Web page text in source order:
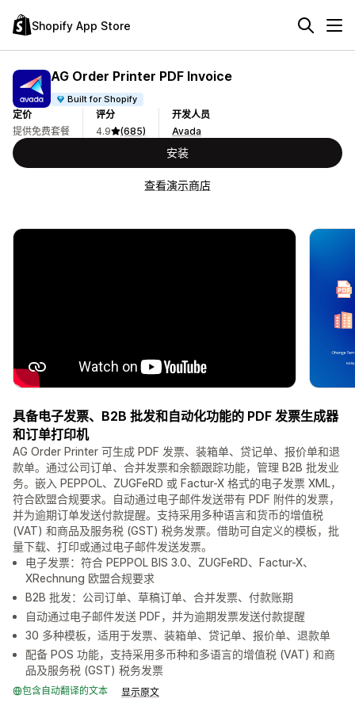
Shopify App Store
AG Order Printer PDF Invoice
Built for Shopify
定价
提供免费套餐
评分
4.9
(685)
开发人员
Avada
安装
查看演示商店
具备电子发票、B2B 批发和自动化功能的 PDF 发票生成器
和订单打印机
AG Order Printer 可生成 PDF 发票、装箱单、贷记单、报价单和退
款单。通过公司订单、合并发票和余额跟踪功能，管理 B2B 批发业
务。嵌入 PEPPOL、ZUGFeRD 或 Factur-X 格式的电子发票 XML，
符合欧盟合规要求。自动通过电子邮件发送带有 PDF 附件的发票，
并为逾期订单发送付款提醒。支持采用多种语言和货币的增值税
(VAT) 和商品及服务税 (GST) 税务发票。借助可自定义的模板，批
量下载、打印或通过电子邮件发送发票。
电子发票：符合 PEPPOL BIS 3.0、ZUGFeRD、Factur-X、
XRechnung 欧盟合规要求
B2B 批发：公司订单、草稿订单、合并发票、付款账期
自动通过电子邮件发送 PDF，并为逾期发票发送付款提醒
30 多种模板，适用于发票、装箱单、贷记单、报价单、退款单
配备 POS 功能，支持采用多币种和多语言的增值税 (VAT) 和商
品及服务税 (GST) 税务发票
包含自动翻译的文本 显示原文